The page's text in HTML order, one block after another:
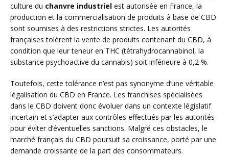
culture du chanvre industriel est autorisée en France, la
production et la commercialisation de produits à base de CBD
sont soumises à des restrictions strictes. Les autorités
françaises tolèrent la vente de produits contenant du CBD, à
condition que leur teneur en THC (tétrahydrocannabinol, la
substance psychoactive du cannabis) soit inférieure à 0,2 %.
Toutefois, cette tolérance n’est pas synonyme d’une véritable
légalisation du CBD en France. Les franchises spécialisées
dans le CBD doivent donc évoluer dans un contexte législatif
incertain et s’adapter aux contrôles effectués par les autorités
pour éviter d’éventuelles sanctions. Malgré ces obstacles, le
marché français du CBD poursuit sa croissance, porté par une
demande croissante de la part des consommateurs.